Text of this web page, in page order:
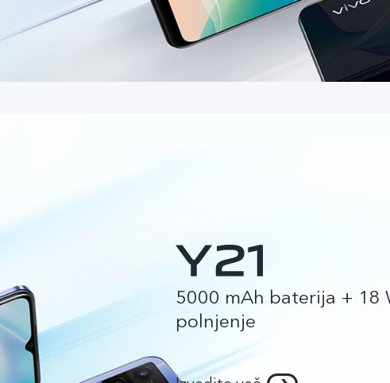
5000 mAh baterija + 18
polnjenje